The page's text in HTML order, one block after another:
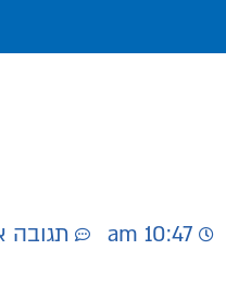
10:47 am תגובה